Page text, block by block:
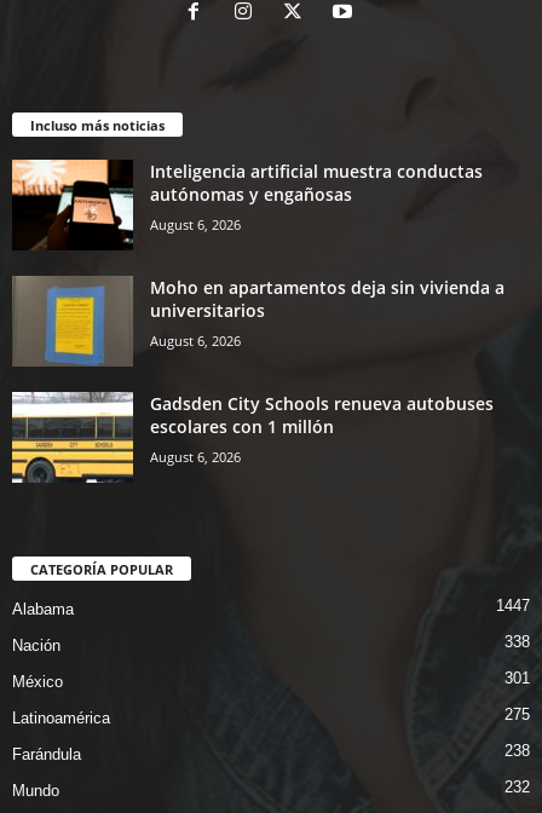
Incluso más noticias
Inteligencia artificial muestra conductas
autónomas y engañosas
August 6, 2026
Moho en apartamentos deja sin vivienda a
universitarios
August 6, 2026
Gadsden City Schools renueva autobuses
escolares con 1 millón
August 6, 2026
CATEGORÍA POPULAR
Alabama 1447
Nación 338
México 301
Latinoamérica 275
Farándula 238
Mundo 232